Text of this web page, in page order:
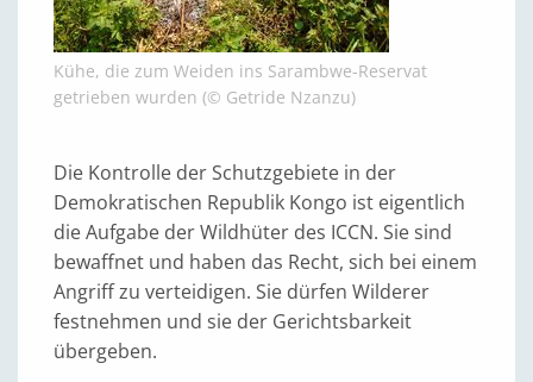
Kühe, die zum Weiden ins Sarambwe-Reservat
getrieben wurden (© Getride Nzanzu)
Die Kontrolle der Schutzgebiete in der
Demokratischen Republik Kongo ist eigentlich
die Aufgabe der Wildhüter des ICCN. Sie sind
bewaffnet und haben das Recht, sich bei einem
Angriff zu verteidigen. Sie dürfen Wilderer
festnehmen und sie der Gerichtsbarkeit
übergeben.